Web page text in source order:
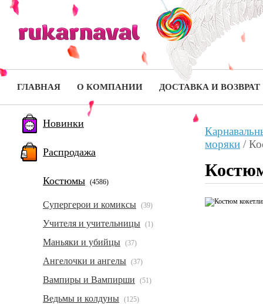
ГЛАВНАЯ О КОМПАНИИ ДОСТАВКА И ВОЗВРАТ
Новинки
Распродажа
Костюмы (4586)
Супергерои и комиксы (39)
Учителя и учительницы (1)
Маньяки и убийцы (37)
Ангелочки и ангелы (37)
Вампиры и Вампирши (51)
Ведьмы и колдуны (125)
моряки /